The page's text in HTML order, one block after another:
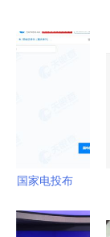
国家电投布
注册资本